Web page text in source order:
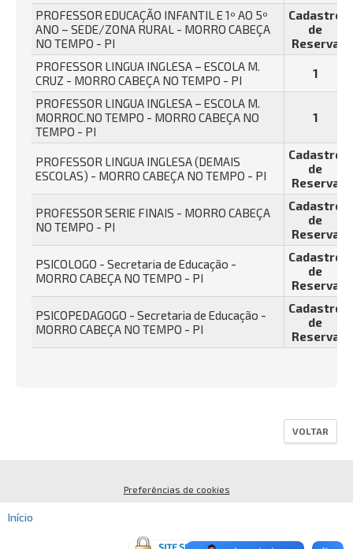
PROFESSOR EDUCAÇÃO INFANTIL E 1º AO 5º
ANO – SEDE/ZONA RURAL - MORRO CABEÇA
NO TEMPO - PI
Cadastro
de
Reserva
PROFESSOR LINGUA INGLESA – ESCOLA M.
CRUZ - MORRO CABEÇA NO TEMPO - PI
1
PROFESSOR LINGUA INGLESA – ESCOLA M.
MORROC.NO TEMPO - MORRO CABEÇA NO
TEMPO - PI
1
PROFESSOR LINGUA INGLESA (DEMAIS
ESCOLAS) - MORRO CABEÇA NO TEMPO - PI
Cadastro
de
Reserva
PROFESSOR SERIE FINAIS - MORRO CABEÇA
NO TEMPO - PI
Cadastro
de
Reserva
PSICOLOGO - Secretaria de Educação -
MORRO CABEÇA NO TEMPO - PI
Cadastro
de
Reserva
PSICOPEDAGOGO - Secretaria de Educação -
MORRO CABEÇA NO TEMPO - PI
Cadastro
de
Reserva
VOLTAR
Preferências de cookies
Início